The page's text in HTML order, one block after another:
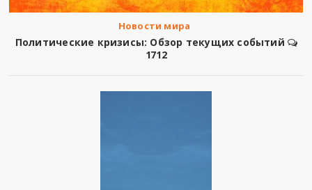
Новости мира
Политические кризисы: Обзор текущих событий
1712